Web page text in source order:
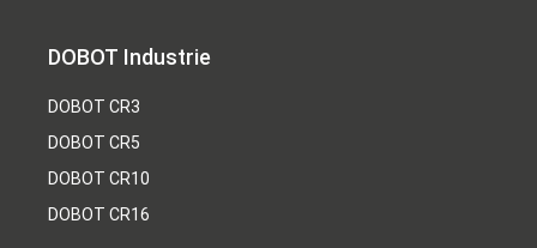
DOBOT Industrie
DOBOT CR3
DOBOT CR5
DOBOT CR10
DOBOT CR16